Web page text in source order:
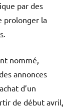
par des
prolonger la
.
nommé,
annonces
d’un
de début avril,